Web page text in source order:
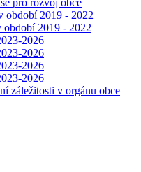
pro rozvoj obce
období 2019 - 2022
2019 - 2022
2026
2026
2026
2026
záležitosti v orgánu obce